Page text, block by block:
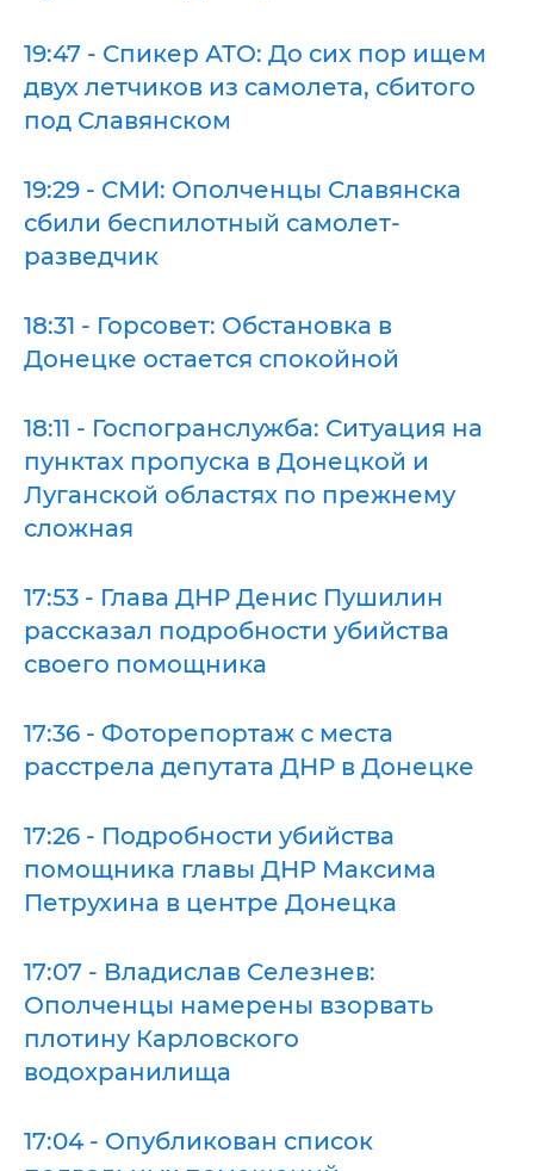
19:47 - Спикер АТО: До сих пор ищем
двух летчиков из самолета, сбитого
под Славянском
19:29 - СМИ: Ополченцы Славянска
сбили беспилотный самолет-
разведчик
18:31 - Горсовет: Обстановка в
Донецке остается спокойной
18:11 - Госпогранслужба: Ситуация на
пунктах пропуска в Донецкой и
Луганской областях по прежнему
сложная
17:53 - Глава ДНР Денис Пушилин
рассказал подробности убийства
своего помощника
17:36 - Фоторепортаж с места
расстрела депутата ДНР в Донецке
17:26 - Подробности убийства
помощника главы ДНР Максима
Петрухина в центре Донецка
17:07 - Владислав Селезнев:
Ополченцы намерены взорвать
плотину Карловского
водохранилища
17:04 - Опубликован список